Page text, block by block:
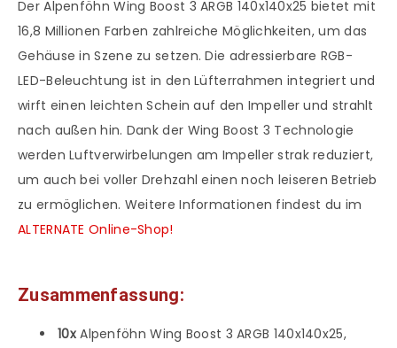
Der Alpenföhn Wing Boost 3 ARGB 140x140x25 bietet mit
16,8 Millionen Farben zahlreiche Möglichkeiten, um das
Gehäuse in Szene zu setzen. Die adressierbare RGB-
LED-Beleuchtung ist in den Lüfterrahmen integriert und
wirft einen leichten Schein auf den Impeller und strahlt
nach außen hin. Dank der Wing Boost 3 Technologie
werden Luftverwirbelungen am Impeller strak reduziert,
um auch bei voller Drehzahl einen noch leiseren Betrieb
zu ermöglichen. Weitere Informationen findest du im
ALTERNATE Online-Shop!
Zusammenfassung:
10xAlpenföhn Wing Boost 3 ARGB 140x140x25,